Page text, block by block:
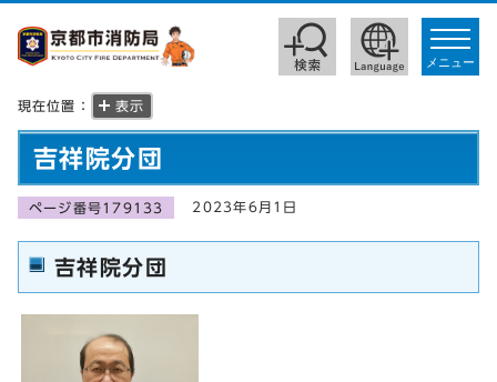
toggle
メニュー
現在位置： 表示
吉祥院分団
ページ番号179133 2023年6月1日
吉祥院分団